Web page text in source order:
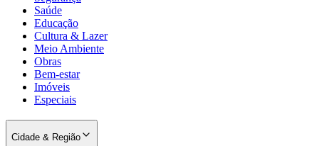
Saúde
Educação
Cultura & Lazer
Meio Ambiente
Obras
Bem-estar
Imóveis
Especiais
Cidade & Região